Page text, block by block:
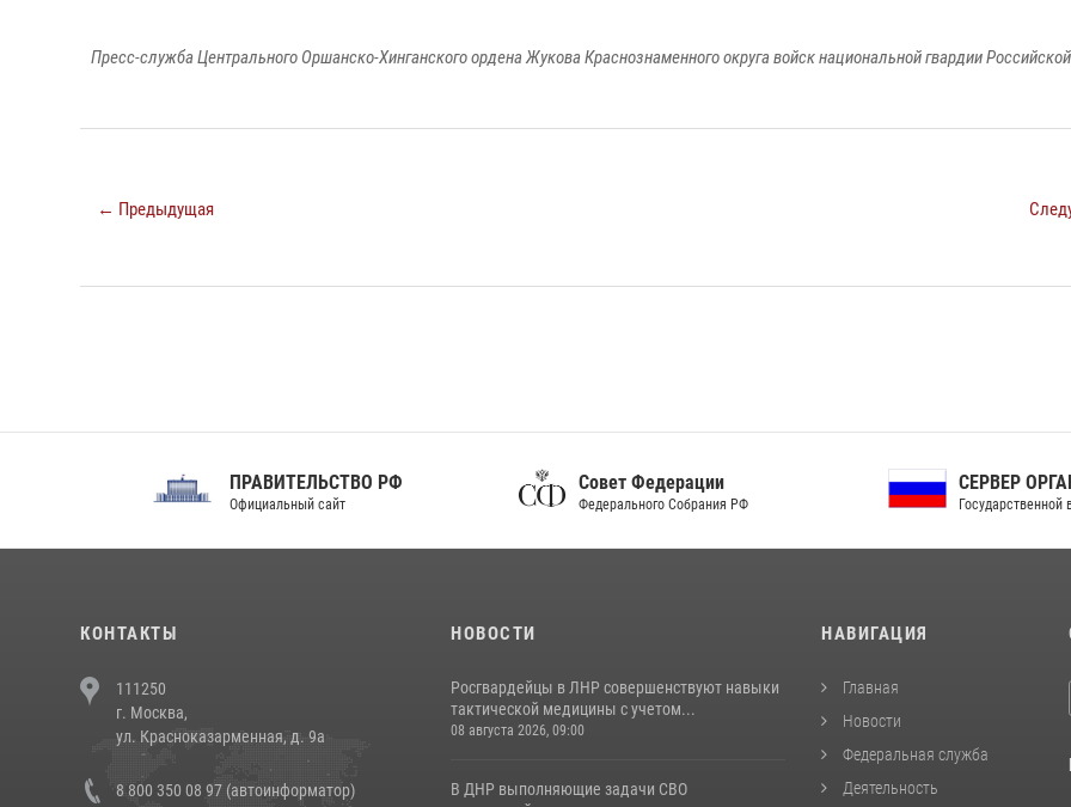
Пресс-служба Центрального Оршанско-Хинганского ордена Жукова Краснознаменного округа войск национальной гвардии
← Предыдущая
ПРАВИТЕЛЬСТВО РФ
Официальный сайт
Совет Федерации
Федерального Собрания РФ
СЕРВЕР ОРГАНОВ
Государственной власти РФ
КОНТАКТЫ
111250
г. Москва,
ул. Красноказарменная, д. 9а
8 800 350 08 97 (автоинформатор)
НОВОСТИ
Росгвардейцы в ЛНР совершенствуют навыки
тактической медицины с учетом...
08 августа 2026, 09:00
В ДНР выполняющие задачи СВО
НАВИГАЦИЯ
Главная
Новости
Федеральная служба
Деятельность